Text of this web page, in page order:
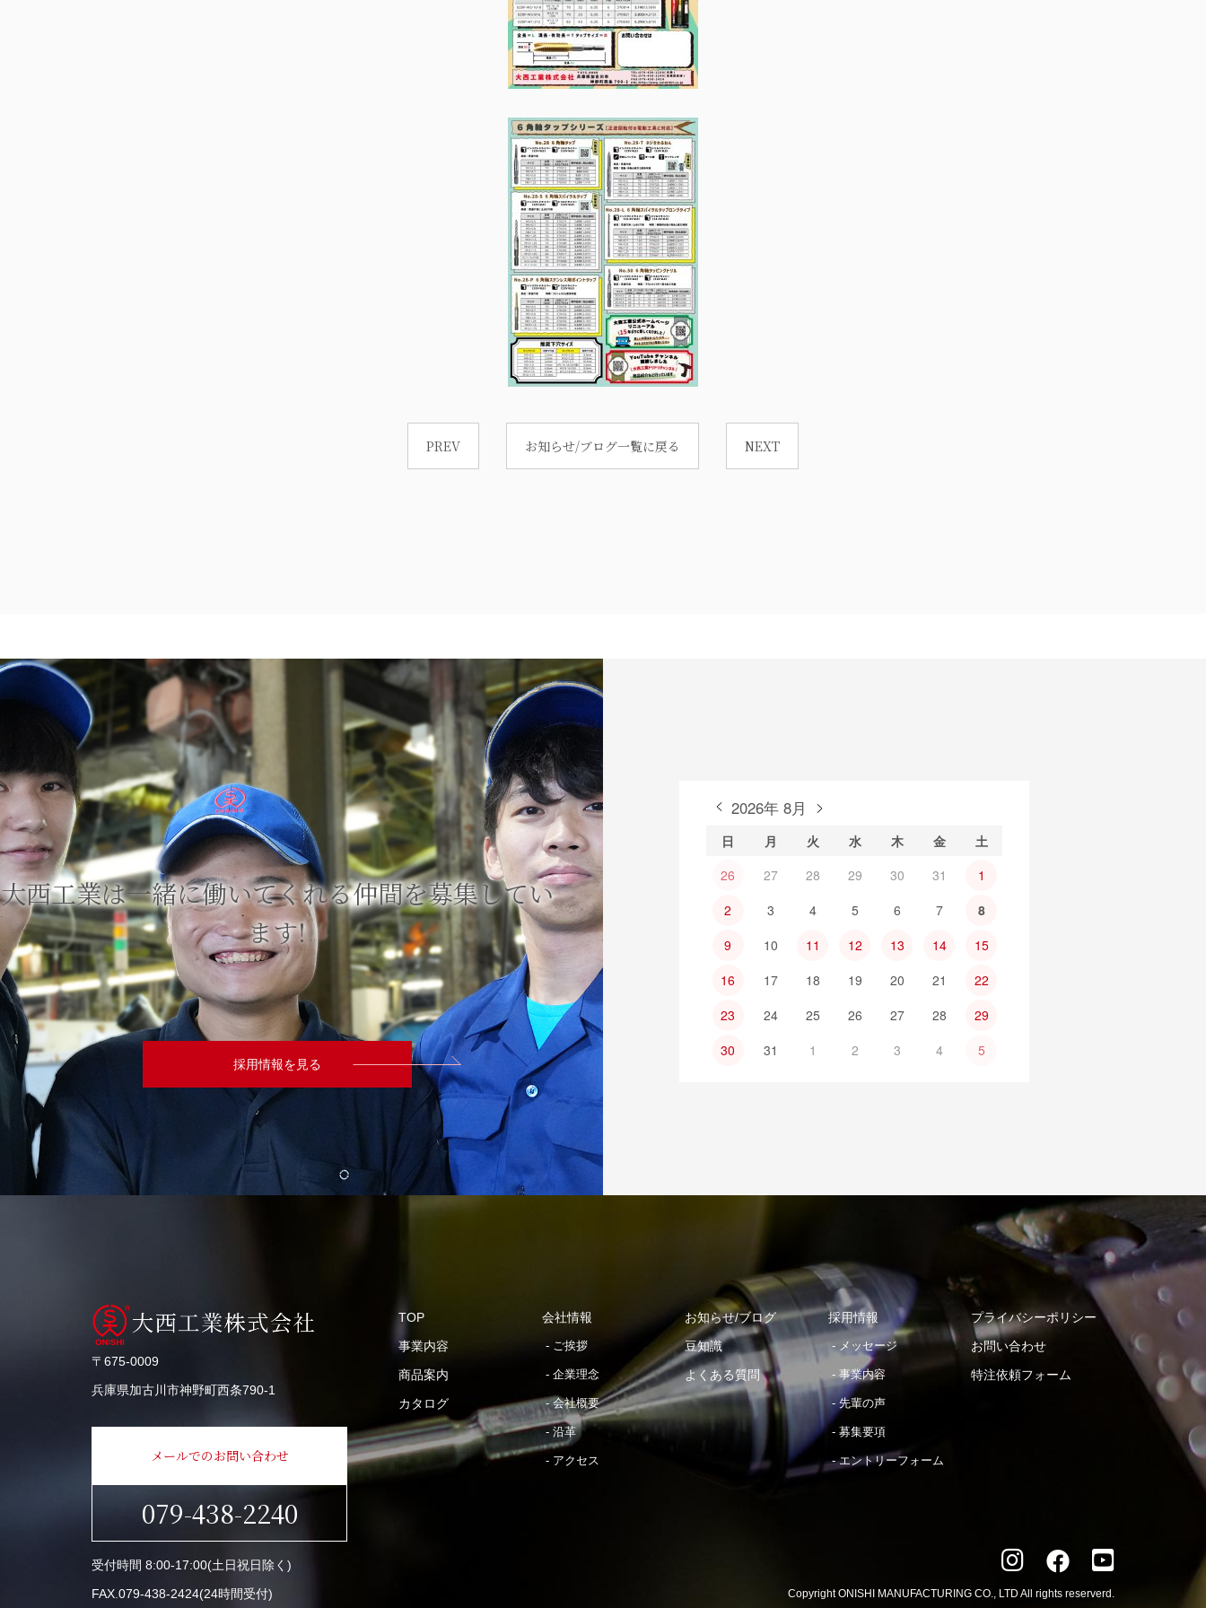
PREV お知らせ/ブログ一覧に戻る NEXT
大⻄工業は一緒に働いてくれる仲間を募集してい
ます!
採用情報を見る
2026年 8月
日 月 火 水 木 金
土
26
27 28 29 30 31
1
2
3 4 5 6 7
8
9
10 11 12 13 14
15
16
17 18 19 20 21
22
23
24 25 26 27 28
29
30
31 1 2 3 4 5
〒675-0009
兵庫県加古川市神野町⻄条790-1
メールでのお問い合わせ
‭079-438-2240
受付時間 8:00-17:00(土日祝日除く)
FAX.079-438-2424(24時間受付)
TOP
事業内容
商品案内
カタログ
会社情報
ご挨拶
企業理念
会社概要
沿革
アクセス
お知らせ/ブログ
豆知識
よくある質問
採用情報
メッセージ
事業内容
先輩の声
募集要項
エントリーフォーム
プライバシーポリシー
お問い合わせ
特注依頼フォーム

Copyright ONISHI MANUFACTURING CO., LTD All rights reserverd.